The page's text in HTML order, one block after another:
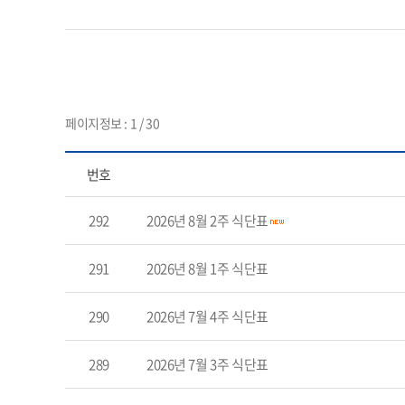
페이지정보 : 1 / 30
번호
292 2026년 8월 2주 식단표
291 2026년 8월 1주 식단표
290 2026년 7월 4주 식단표
289 2026년 7월 3주 식단표